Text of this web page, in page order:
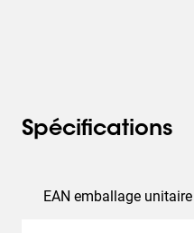
Spécifications
EAN emballage unitaire